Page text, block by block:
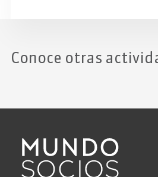
Conoce otras